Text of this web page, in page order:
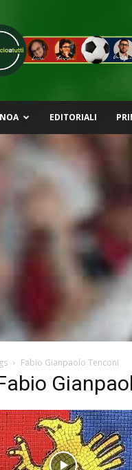
EDITORIALI
Fabio Gianpaolo Tenconi